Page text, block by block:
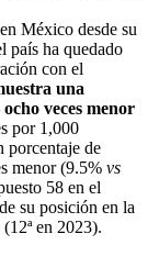
México desde su
país ha quedado
con el
una
veces menor
por 1,000
porcentaje de
menor (9.5% vs
58 en el
su posición en la
en 2023).